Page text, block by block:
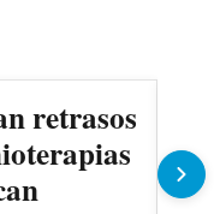
retrasos